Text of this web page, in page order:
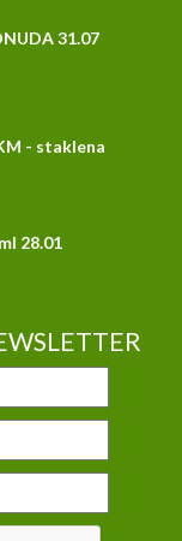
31.07
- staklena
28.01